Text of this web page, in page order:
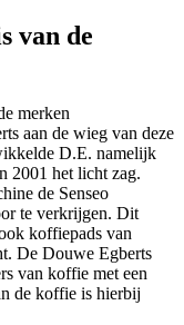
van de
merken
aan de wieg van deze
D.E. namelijk
2001 het licht zag.
de Senseo
te verkrijgen. Dit
koffiepads van
De Douwe Egberts
van koffie met een
de koffie is hierbij